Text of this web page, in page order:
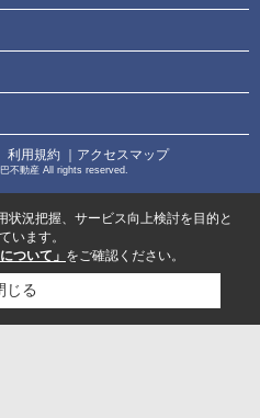
利用規約 ｜アクセスマップ
不動産 All rights reserved.
状況把握、サービス向上検討を目的と
います。
ついて」 をご確認ください。
じる